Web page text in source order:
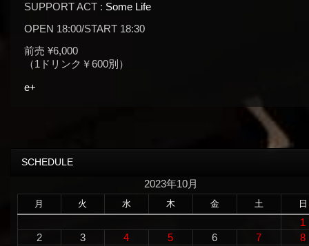
SUPPORT ACT : Some Life
OPEN 18:00/START 18:30
前売 ¥6,000
（1ドリンク￥600別）
e+
SCHEDULE
2023年10月
月 火 水 木 金 土 日
1
2
3 4 5 6 7
8